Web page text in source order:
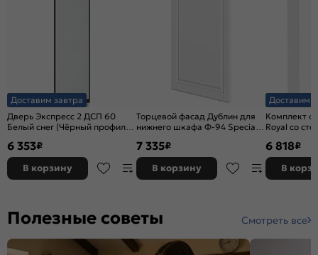
Доставим завтра
Дверь Экспресс 2 ДСП 60
Белый снег (Чёрный профиль)
6 353₽
В корзину
Торцевой фасад Дублин для
нижнего шкафа Ф-94 Special
7 335₽
В корзину
Доставим
Комплект
Royal со
6 818₽
В
Полезные советы Смотреть все